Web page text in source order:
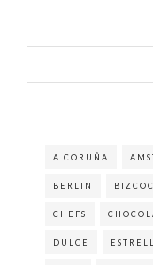
A CORUÑA
BERLIN
CHEFS
DULCE